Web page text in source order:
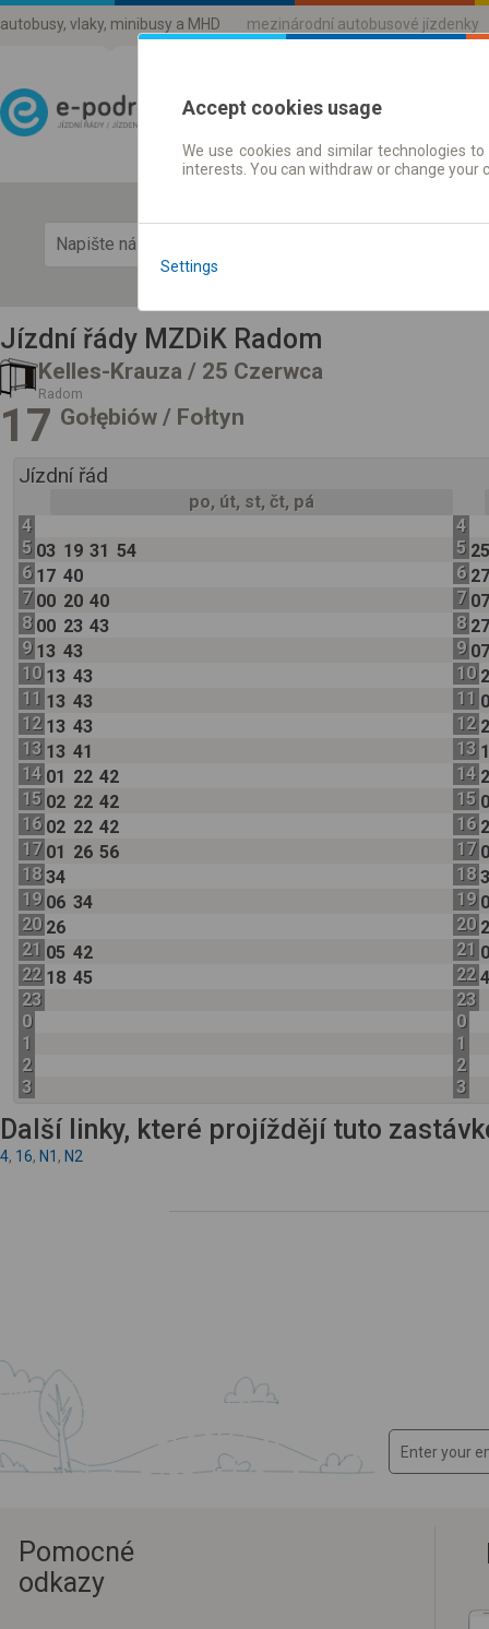
autobusy, vlaky, minibusy a MHD mezinárodní autobusové jízdenky
Jízdni řády a jízdenky
Jízdní řády MZDiK Radom
Kelles-Krauza / 25 Czerwca
Radom
17 Gołębiów / Fołtyn
Jízdní řád
po, út, st, čt, pá
4
5 03 19 31 54
6 17 40
7 00 20 40
8 00 23 43
9 13 43
10 13 43
11 13 43
12 13 43
13 13 41
14 01 22 42
15 02 22 42
16 02 22 42
17 01 26 56
18 34
19 06 34
20 26
21 05 42
22 18 45
23
0
1
2
3
4
5
6
7
8
9
10
11
12
13
14
15
16
17
18
19
20
21
22
23
0
1
2
3
Další linky, které projíždějí tuto
4, 16, N1 , N2
Pomocné
odkazy
Accept cookies usage
We use cookies and similar technologies
interests. You can withdraw or change
Settings